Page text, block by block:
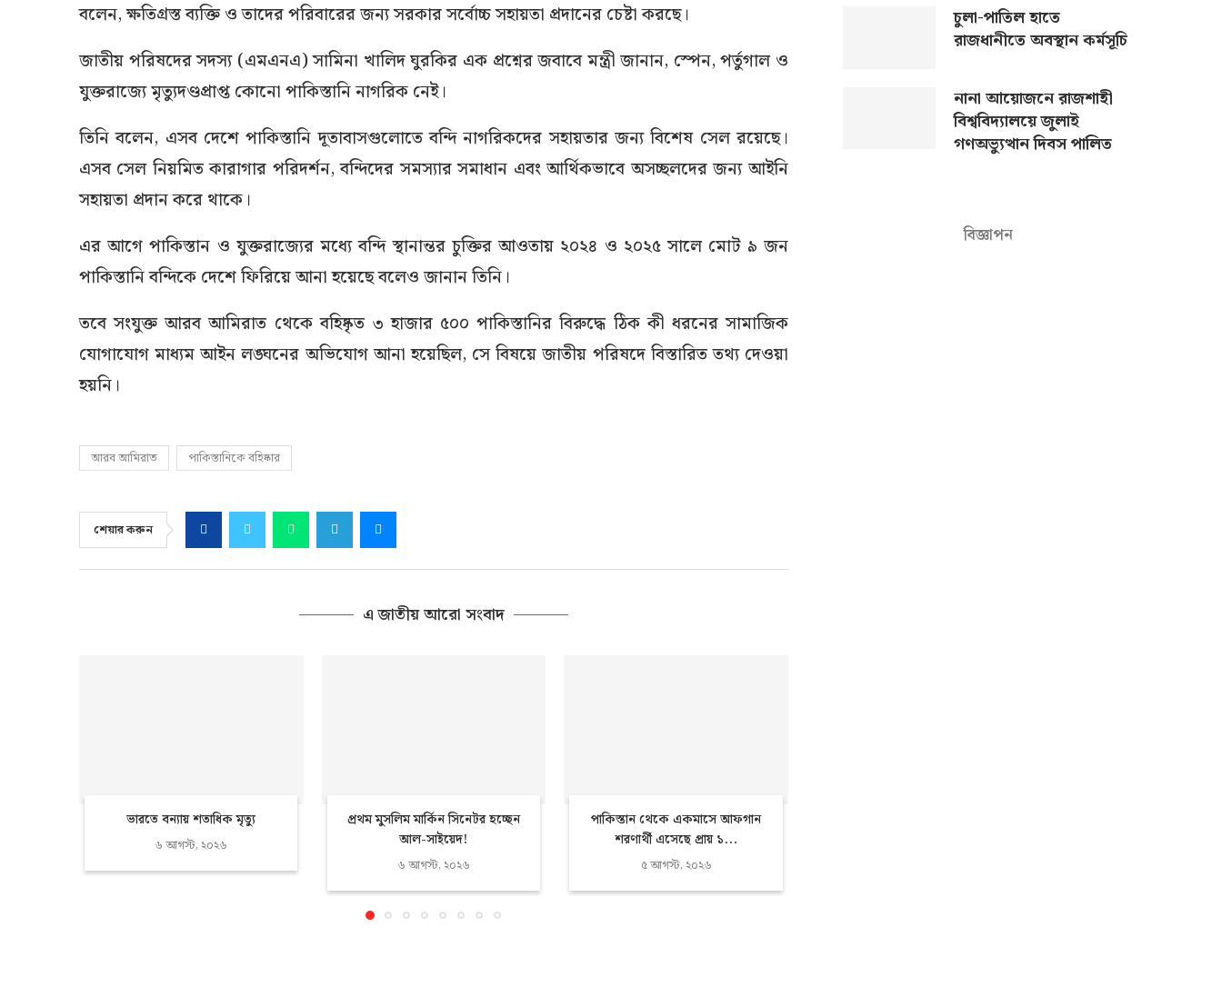
বলেন, ক্ষতিগ্রস্ত ব্যক্তি ও তাদের পরিবারের জন্য সরকার সর্বোচ্চ সহায়তা প্রদানের চেষ্টা করছে।
জাতীয় পরিষদের সদস্য (এমএনএ) সামিনা খালিদ ঘুরকির এক প্রশ্নের জবাবে মন্ত্রী জানান, স্পেন, পর্তুগাল ও
যুক্তরাজ্যে মৃত্যুদণ্ডপ্রাপ্ত কোনো পাকিস্তানি নাগরিক নেই।
তিনি বলেন, এসব দেশে পাকিস্তানি দূতাবাসগুলোতে বন্দি নাগরিকদের সহায়তার জন্য বিশেষ সেল রয়েছে।
এসব সেল নিয়মিত কারাগার পরিদর্শন, বন্দিদের সমস্যার সমাধান এবং আর্থিকভাবে অসচ্ছলদের জন্য আইনি
সহায়তা প্রদান করে থাকে।
এর আগে পাকিস্তান ও যুক্তরাজ্যের মধ্যে বন্দি স্থানান্তর চুক্তির আওতায় ২০২৪ ও ২০২৫ সালে মোট ৯ জন
পাকিস্তানি বন্দিকে দেশে ফিরিয়ে আনা হয়েছে বলেও জানান তিনি।
তবে সংযুক্ত আরব আমিরাত থেকে বহিষ্কৃত ৩ হাজার ৫০০ পাকিস্তানির বিরুদ্ধে ঠিক কী ধরনের সামাজিক
যোগাযোগ মাধ্যম আইন লঙ্ঘনের অভিযোগ আনা হয়েছিল, সে বিষয়ে জাতীয় পরিষদে বিস্তারিত তথ্য দেওয়া
হয়নি।
আরব আমিরাত পাকিস্তানিকে বহিষ্কার
শেয়ার করুন
এ জাতীয় আরো সংবাদ
ভারতে বন্যায় শতাধিক মৃত্যু
৬ আগস্ট, ২০২৬
প্রথম মুসলিম মার্কিন সিনেটর হচ্ছেন
আল-সাইয়েদ!
৬ আগস্ট, ২০২৬
পাকিস্তান থেকে একমাসে আফগান
শরণার্থী এসেছে প্রায় ১...
৫ আগস্ট, ২০২৬
চুলা-পাতিল হাতে
রাজধানীতে অবস্থান কর্মসূচি
নানা আয়োজনে রাজশাহী
বিশ্ববিদ্যালয়ে জুলাই
গণঅভ্যুত্থান দিবস পালিত
বিজ্ঞাপন